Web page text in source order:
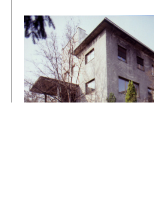
Literatúra:
Zechlin, H. J.:
Wasmuthh´s Monatshefte 14,
s. / p. 515 – 521. Moderne
Landhuizen in Europa en Amerika.
Kosmos, 1930, obr. / figs. 158 –
Fridrich Weinwurm – architekt
Katalóg výstavy. Ed. Štefan
Bratislava, SAS 1993.